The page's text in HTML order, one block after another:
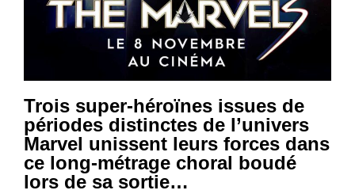
Trois super-héroïnes issues de
périodes distinctes de l’univers
Marvel unissent leurs forces dans
ce long-métrage choral boudé
lors de sa sortie…